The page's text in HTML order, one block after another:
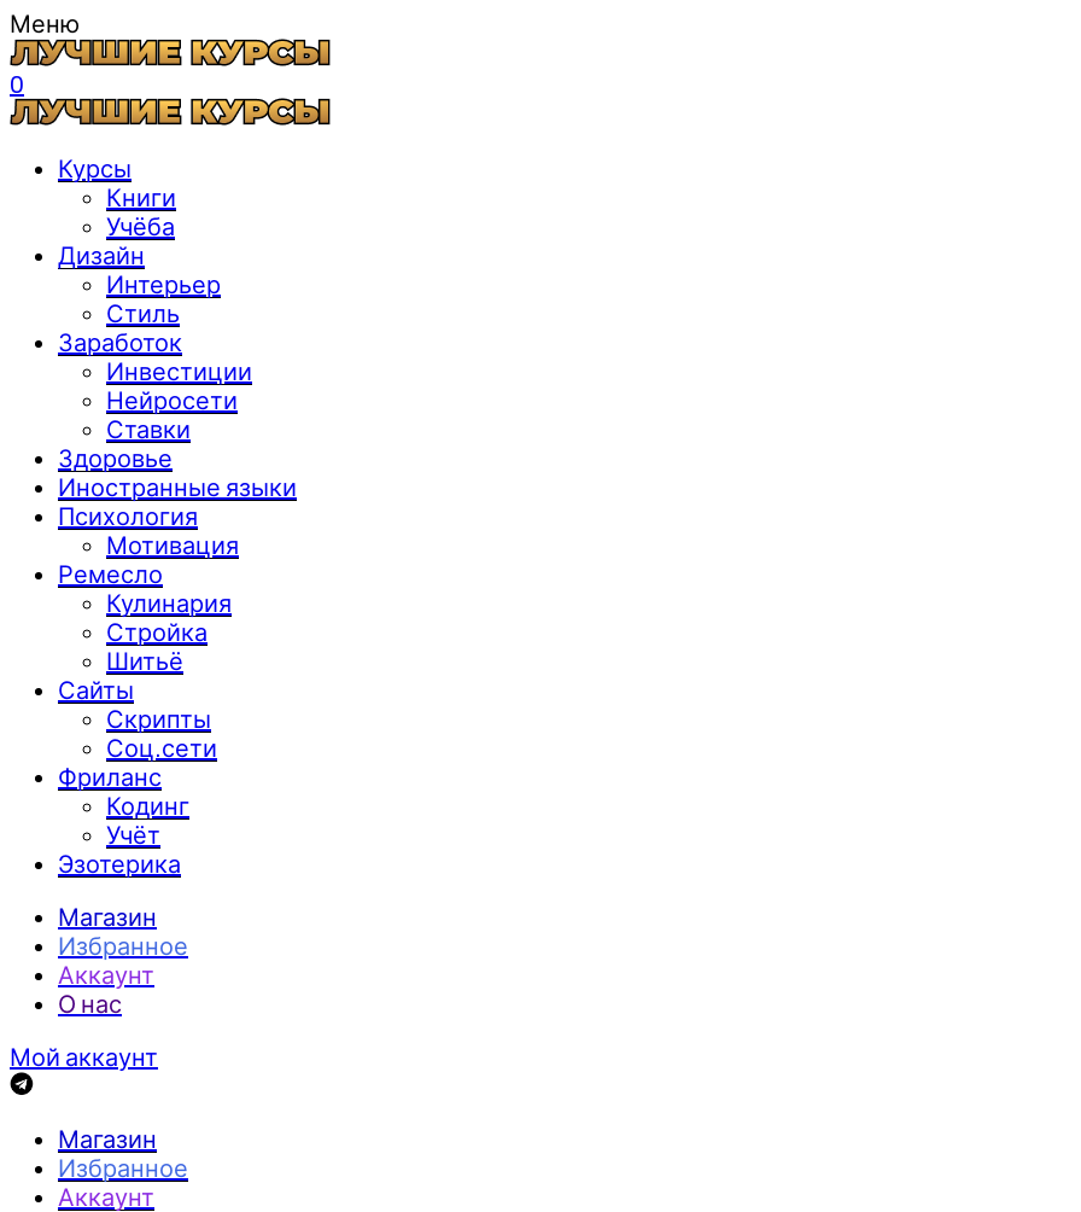
Меню
0
Курсы
Книги
Учёба
Дизайн
Интерьер
Стиль
Заработок
Инвестиции
Нейросети
Ставки
Здоровье
Иностранные языки
Психология
Мотивация
Ремесло
Кулинария
Стройка
Шитьё
Сайты
Скрипты
Соц.сети
Фриланс
Кодинг
Учёт
Эзотерика
Магазин
Избранное
Аккаунт
О нас
Мой аккаунт
Магазин
Избранное
Аккаунт